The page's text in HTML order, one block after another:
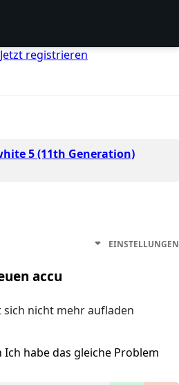
Jetzt registrieren
5 (11th Generation)
EINSTELLUNGEN
accu
nicht mehr aufladen
Ich habe das gleiche Problem